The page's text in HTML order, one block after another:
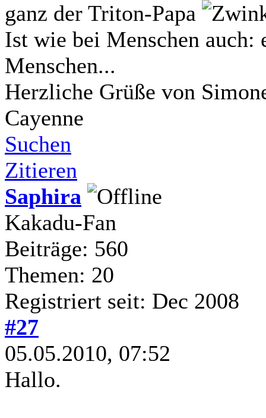
ganz der Triton-Papa
Ist wie bei Menschen auch:
Menschen...
Herzliche Grüße von
Cayenne
Suchen
Zitieren
Saphira
Kakadu-Fan
Beiträge: 560
Themen: 20
Registriert seit: Dec 2008
#27
05.05.2010, 07:52
Hallo.